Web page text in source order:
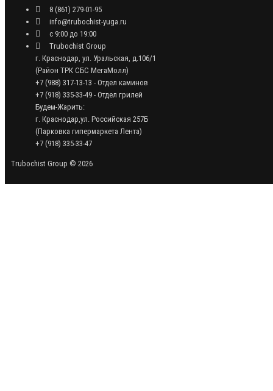
8 (861) 279-01-95
info@trubochist-yuga.ru
с 9:00 до 19:00
Trubochist Group
г. Краснодар, ул. Уральская, д.106/1
(Район ТРК СБС МегаМолл)
+7 (988) 317-13-13 - Отдел каминов
+7 (918) 335-33-49 - Отдел грилей
Будем-Жарить:
г. Краснодар,ул. Российская 257Б
(Парковка гипермаркета Лента)
+7 (918) 335-33-47
Trubochist Group © 2026